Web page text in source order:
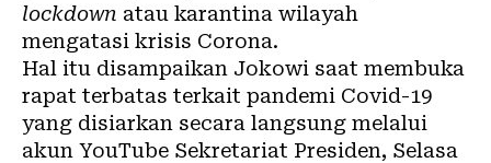
lockdown atau karantina wilayah
mengatasi krisis Corona.
Hal itu disampaikan Jokowi saat membuka
rapat terbatas terkait pandemi Covid-19
yang disiarkan secara langsung melalui
akun YouTube Sekretariat Presiden, Selasa